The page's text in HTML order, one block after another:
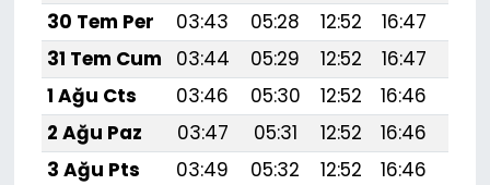
30 Tem Per
03:43 05:28 12:52 16:47
31 Tem Cum
03:44 05:29 12:52 16:47
1 Ağu Cts
03:46 05:30 12:52 16:46
2 Ağu Paz
03:47 05:31 12:52 16:46
3 Ağu Pts
03:49 05:32 12:52 16:46